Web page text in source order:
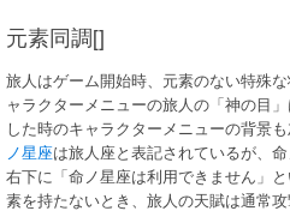
元素同調[]
旅人はゲーム開始時、元素のない特殊
ャラクターメニューの旅人の「神の目
した時のキャラクターメニューの背景
ノ星座は旅人座と表記されているが、
右下に「命ノ星座は利用できません」
素を持たないとき、旅人の天賦は通常攻